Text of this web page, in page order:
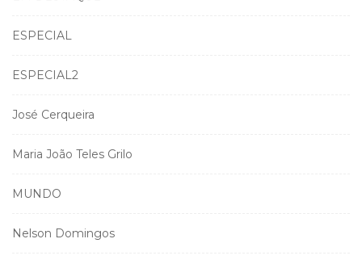
ESPECIAL
ESPECIAL2
José Cerqueira
Maria João Teles Grilo
MUNDO
Nelson Domingos